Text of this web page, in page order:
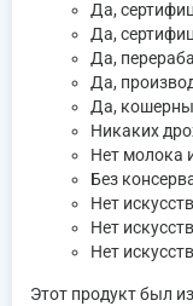
Да,
Да,
Да,
Да,
Да,
Никаких
Нет молока
Без
Нет
Нет
Нет
Этот продукт был